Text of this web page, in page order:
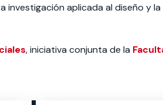
aplicada al diseño y
, iniciativa conjunta de la